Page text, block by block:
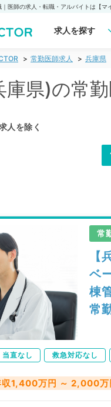
求人を探す
常勤医師求人 兵庫県
県)の常
人を除く
常
【
ベ
棟
常
当直なし 救急対応なし
収1,400万円 ～ 2,000万